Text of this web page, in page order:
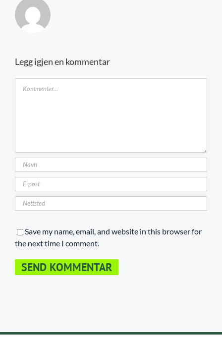
Legg igjen en kommentar
Save my name, email, and website in this browser for
the next time I comment.